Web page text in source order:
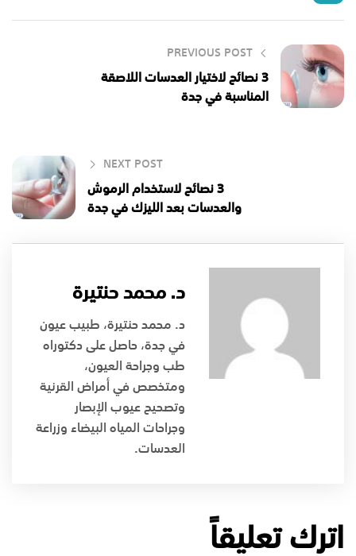
PREVIOUS POST
3 نصائح لاختيار العدسات اللاصقة
المناسبة في جدة
NEXT POST
3 نصائح لاستخدام الرموش
والعدسات بعد الليزك في جدة
د. محمد حنتيرة
د. محمد حنتيرة، طبيب عيون
في جدة، حاصل على دكتوراه
طب وجراحة العيون،
ومتخصص في أمراض القرنية
وتصحيح عيوب الإبصار
وجراحات المياه البيضاء وزراعة
العدسات.
اترك تعليقاً